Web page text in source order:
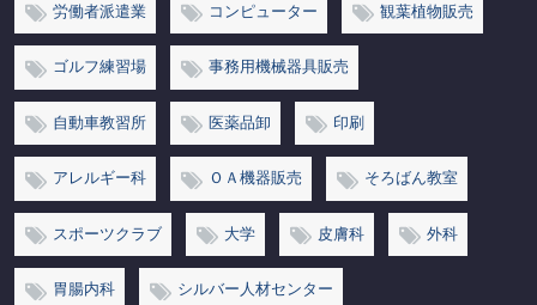
労働者派遣業 コンピューター 観葉植物販売
ゴルフ練習場 事務用機械器具販売
自動車教習所 医薬品卸 印刷
アレルギー科 ＯＡ機器販売 そろばん教室
スポーツクラブ 大学 皮膚科 外科
胃腸内科 シルバー人材センター